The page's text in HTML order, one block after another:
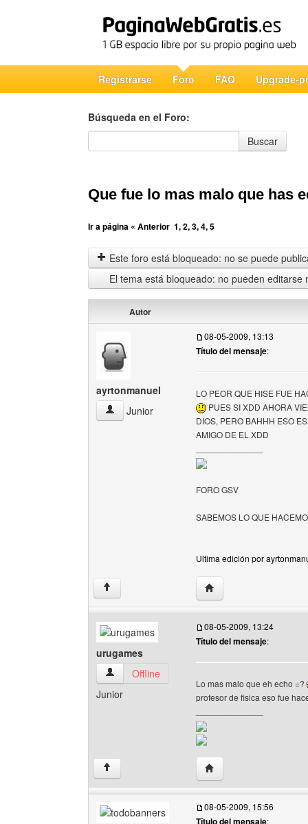
Registrarse Foro FAQ Upgrade-
Búsqueda en el Foro:
Búsqueda en el Foro
Buscar
Que fue lo mas malo que has
Ir a página « Anterior 1,2,3,4,5
Este foro está bloqueado: no se puede
El tema está bloqueado: no pueden editarse
Autor
ayrtonmanuel
ayrtonmanuel Ver perfil del usuario
Junior
08-05-2009, 13:13
Título del mensaje:
LO PEOR QUE HISE FUE
PUES SI XDD AHORA
DIOS, PERO BAHHH ESO
AMIGO DE EL XDD
FORO GSV
SABEMOS LO QUE
Ultima edición por
↑ Visitar sitio web del
urugames
urugames Ver perfil del usuario
Offline
Junior
08-05-2009, 13:24
Título del mensaje:
Lo mas malo que eh echo =?
profesor de fisica eso fue
↑ Visitar sitio web del
08-05-2009, 15:56
Título del mensaje: